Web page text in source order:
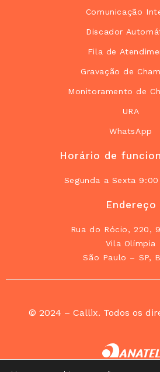
Comunicação
Discador
Fila de
Gravação de
Monitoramento de
URA
WhatsApp
Horário de
Segunda a Sexta
Endereço
Rua do Rócio, 220,
Vila Olímpia
São Paulo – SP,
© 2024 – Callix. Todos os